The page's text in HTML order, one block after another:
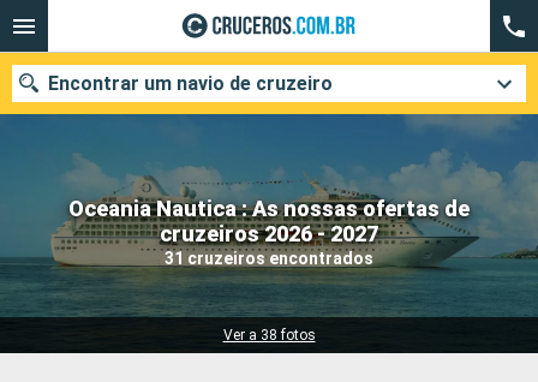
Oceania Nautica : As nossas ofertas de
cruzeiros 2026 - 2027
31 cruzeiros encontrados
Ver a 38 fotos
Encontrar um navio de cruzeiro
Quando ir?
Data de partida